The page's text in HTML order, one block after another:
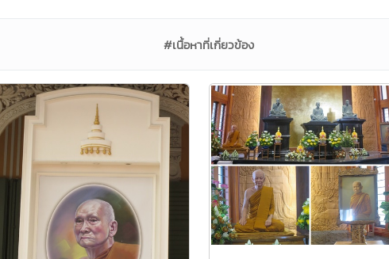
#เนื้อหาที่เกี่ยวข้อง